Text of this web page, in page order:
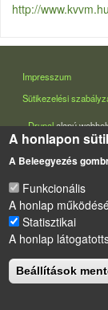
http://www.kvvm.hu
LÁBLÉC
Impresszum
Sütikezelési
Drupalalapú
A honlapon
A Beleegyezés
Funkcionális
A honlap
Statisztikai
A honlap
Beállítások